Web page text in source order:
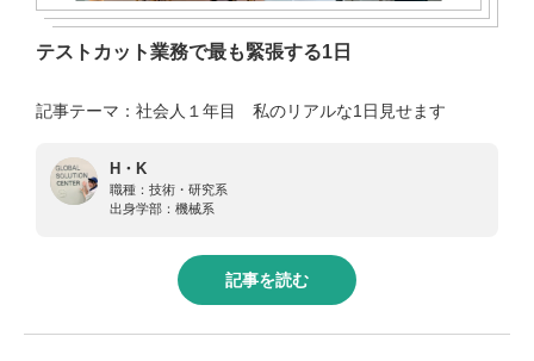
テストカット業務で最も緊張する1日
記事テーマ：社会人１年目 私のリアルな1日見せます
H・K
職種： 技術・研究系
出身学部： 機械系
記事を読む